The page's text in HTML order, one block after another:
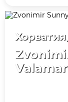
Valamar